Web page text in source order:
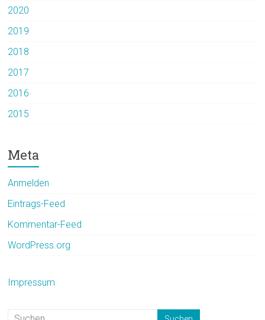
2020
2019
2018
2017
2016
2015
Meta
Anmelden
Eintrags-Feed
Kommentar-Feed
WordPress.org
Impressum